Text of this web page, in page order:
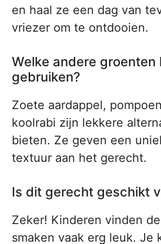
en haal ze een dag van
vriezer om te ontdooien.
Welke andere groenten
gebruiken?
Zoete aardappel,
koolrabi zijn lekkere
bieten. Ze geven een
textuur aan het gerecht.
Is dit gerecht geschikt
Zeker! Kinderen vinden
smaken vaak erg leuk. Je